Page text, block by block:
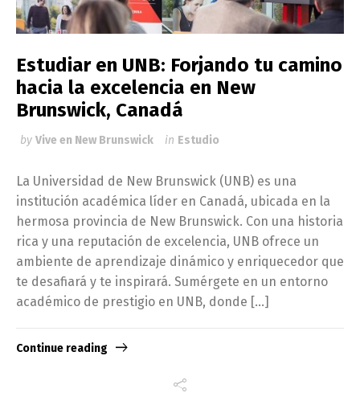
Estudiar en UNB: Forjando tu camino
hacia la excelencia en New
Brunswick, Canadá
by Vive en New Brunswick in Estudio
La Universidad de New Brunswick (UNB) es una
institución académica líder en Canadá, ubicada en la
hermosa provincia de New Brunswick. Con una historia
rica y una reputación de excelencia, UNB ofrece un
ambiente de aprendizaje dinámico y enriquecedor que
te desafiará y te inspirará. Sumérgete en un entorno
académico de prestigio en UNB, donde […]
Continue reading